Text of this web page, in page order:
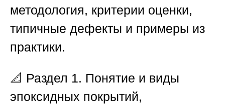
методология, критерии оценки,
типичные дефекты и примеры из
практики.
📐 Раздел 1. Понятие и виды
эпоксидных покрытий,